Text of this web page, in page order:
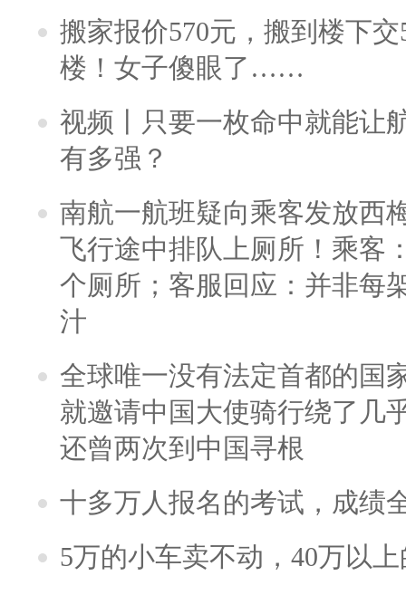
搬家报价570元，搬到楼下
楼！女子傻眼了……
视频丨只要一枚命中就能让
有多强？
南航一航班疑向乘客发放西
飞行途中排队上厕所！乘客
个厕所；客服回应：并非每
汁
全球唯一没有法定首都的国
就邀请中国大使骑行绕了几
还曾两次到中国寻根
十多万人报名的考试，成绩
5万的小车卖不动，40万以